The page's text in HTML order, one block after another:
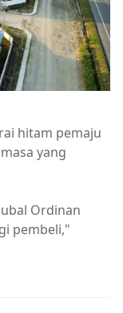
hitam pemaju
yang
Ordinan
pembeli,"